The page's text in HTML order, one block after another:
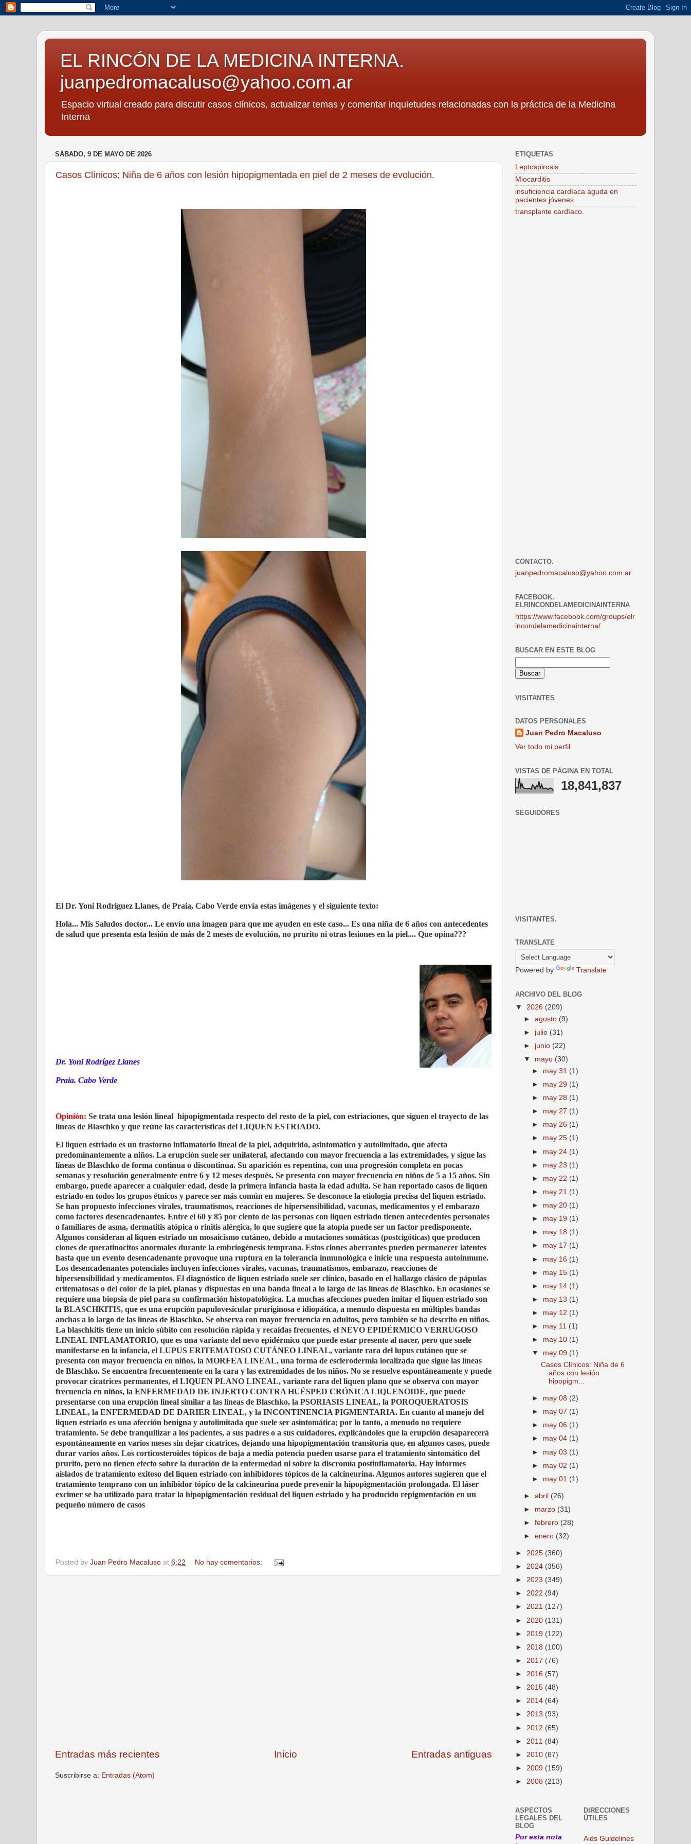
EL RINCÓN DE LA MEDICINA INTERNA.
juanpedromacaluso@yahoo.com.ar
Espacio virtual creado para discutir casos clínicos, actualizar temas y comentar inquietudes relacionadas con la práctica de la Medicina
Interna
SÁBADO, 9 DE MAYO DE 2026
Casos Clínicos: Niña de 6 años con lesión hipopigmentada en piel de 2 meses de evolución.
El Dr. Yoni Rodriguez Llanes, de Praia, Cabo Verde envía estas imágenes y el siguiente texto:
Hola... Mis Saludos doctor... Le envío una imagen para que me ayuden en este caso... Es una niña de 6 años con antecedentes
de salud que presenta esta lesión de más de 2 meses de evolución, no prurito ni otras lesiones en la piel.... Que opina???
Dr. Yoni Rodrígez Llanes
Praia. Cabo Verde
Opinión: Se trata una lesión lineal hipopigmentada respecto del resto de la piel, con estriaciones, que siguen el trayecto de las
líneas de Blaschko y que reúne las características del LIQUEN ESTRIADO.
El liquen estriado es un trastorno inflamatorio lineal de la piel, adquirido, asintomático y autolimitado, que afecta
predominantemente a niños. La erupción suele ser unilateral, afectando con mayor frecuencia a las extremidades, y sigue las
líneas de Blaschko de forma continua o discontinua. Su aparición es repentina, con una progresión completa en pocas
semanas y resolución generalmente entre 6 y 12 meses después. Se presenta con mayor frecuencia en niños de 5 a 15 años. Sin
embargo, puede aparecer a cualquier edad, desde la primera infancia hasta la edad adulta. Se han reportado casos de liquen
estriado en todos los grupos étnicos y parece ser más común en mujeres. Se desconoce la etiología precisa del liquen estriado.
Se han propuesto infecciones virales, traumatismos, reacciones de hipersensibilidad, vacunas, medicamentos y el embarazo
como factores desencadenantes. Entre el 60 y 85 por ciento de las personas con liquen estriado tienen antecedentes personales
o familiares de asma, dermatitis atópica o rinitis alérgica, lo que sugiere que la atopia puede ser un factor predisponente.
Algunos consideran al liquen estriado un mosaicismo cutáneo, debido a mutaciones somáticas (postcigóticas) que producen
clones de queratinocitos anormales durante la embriogénesis temprana. Estos clones aberrantes pueden permanecer latentes
hasta que un evento desencadenante provoque una ruptura en la tolerancia inmunológica e inicie una respuesta autoinmune.
Los desencadenantes potenciales incluyen infecciones virales, vacunas, traumatismos, embarazo, reacciones de
hipersensibilidad y medicamentos. El diagnóstico de liquen estriado suele ser clínico, basado en el hallazgo clásico de pápulas
eritematosas o del color de la piel, planas y dispuestas en una banda lineal a lo largo de las líneas de Blaschko. En ocasiones se
requiere una biopsia de piel para su confirmación histopatológica. La muchas afecciones pueden imitar el liquen estriado son
la BLASCHKITIS, que es una erupción papulovesicular pruriginosa e idiopática, a menudo dispuesta en múltiples bandas
anchas a lo largo de las líneas de Blaschko. Se observa con mayor frecuencia en adultos, pero también se ha descrito en niños.
La blaschkitis tiene un inicio súbito con resolución rápida y recaídas frecuentes, el NEVO EPIDÉRMICO VERRUGOSO
LINEAL INFLAMATORIO, que es una variante del nevo epidérmico que puede estar presente al nacer, pero que suele
manifestarse en la infancia, el LUPUS ERITEMATOSO CUTÁNEO LINEAL, variante rara del lupus cutáneo que se
presenta con mayor frecuencia en niños, la MORFEA LINEAL, una forma de esclerodermia localizada que sigue las líneas
de Blaschko. Se encuentra frecuentemente en la cara y las extremidades de los niños. No se resuelve espontáneamente y puede
provocar cicatrices permanentes, el LIQUEN PLANO LINEAL, variante rara del liquen plano que se observa con mayor
frecuencia en niños, la ENFERMEDAD DE INJERTO CONTRA HUÉSPED CRÓNICA LIQUENOIDE, que puede
presentarse con una erupción lineal similar a las líneas de Blaschko, la PSORIASIS LINEAL, la POROQUERATOSIS
LINEAL, la ENFERMEDAD DE DARIER LINEAL, y la INCONTINENCIA PIGMENTARIA. En cuanto al manejo del
liquen estriado es una afección benigna y autolimitada que suele ser asintomática; por lo tanto, a menudo no requiere
tratamiento. Se debe tranquilizar a los pacientes, a sus padres o a sus cuidadores, explicándoles que la erupción desaparecerá
espontáneamente en varios meses sin dejar cicatrices, dejando una hipopigmentación transitoria que, en algunos casos, puede
durar varios años. Los corticosteroides tópicos de baja a media potencia pueden usarse para el tratamiento sintomático del
prurito, pero no tienen efecto sobre la duración de la enfermedad ni sobre la discromía postinflamatoria. Hay informes
aislados de tratamiento exitoso del liquen estriado con inhibidores tópicos de la calcineurina. Algunos autores sugieren que el
tratamiento temprano con un inhibidor tópico de la calcineurina puede prevenir la hipopigmentación prolongada. El láser
excimer se ha utilizado para tratar la hipopigmentación residual del liquen estriado y ha producido repigmentación en un
pequeño número de casos
Posted by Juan Pedro Macaluso at 6:22 No hay comentarios:
Entradas más recientes Entradas antiguas
Inicio
Suscribirse a: Entradas (Atom)
ETIQUETAS
Leptospirosis.
Miocarditis
insuficiencia cardíaca aguda en
pacientes jóvenes
transplante cardíaco.
CONTACTO.
juanpedromacaluso@yahoo.com.ar
FACEBOOK.
ELRINCONDELAMEDICINAINTERNA
https://www.facebook.com/groups/elr
incondelamedicinainterna/
BUSCAR EN ESTE BLOG
VISITANTES
DATOS PERSONALES
Juan Pedro Macaluso
Ver todo mi perfil
VISTAS DE PÁGINA EN TOTAL
18,841,837
SEGUIDORES
VISITANTES.
TRANSLATE
Powered by Translate
ARCHIVO DEL BLOG
▼ 2026 (209)
►agosto (9)
► julio (31)
► junio (22)
▼ mayo (30)
► may 31 (1)
► may 29 (1)
► may 28 (1)
► may 27 (1)
► may 26 (1)
► may 25 (1)
► may 24 (1)
► may 23 (1)
► may 22 (1)
► may 21 (1)
► may 20 (1)
► may 19 (1)
► may 18 (1)
► may 17 (1)
► may 16 (1)
► may 15 (1)
► may 14 (1)
► may 13 (1)
► may 12 (1)
► may 11 (1)
► may 10 (1)
▼ may 09 (1)
Casos Clínicos: Niña de 6
años con lesión
hipopigm...
► may 08 (2)
► may 07 (1)
► may 06 (1)
► may 04 (1)
► may 03 (1)
► may 02 (1)
► may 01 (1)
►abril (26)
► marzo (31)
►febrero (28)
►enero (32)
► 2025 (360)
► 2024 (356)
► 2023 (349)
► 2022 (94)
► 2021 (127)
► 2020 (131)
► 2019 (122)
► 2018 (100)
► 2017 (76)
► 2016 (57)
► 2015 (48)
► 2014 (64)
► 2013 (93)
► 2012 (65)
► 2011 (84)
► 2010 (87)
► 2009 (159)
► 2008 (213)
ASPECTOS
LEGALES DEL
BLOG
Por esta nota
DIRECCIONES
ÚTILES
Aids Guidelines